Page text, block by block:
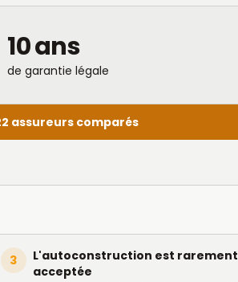
10 ans
de garantie légale
assureurs comparés
3
L'autoconstruction est rarement
acceptée